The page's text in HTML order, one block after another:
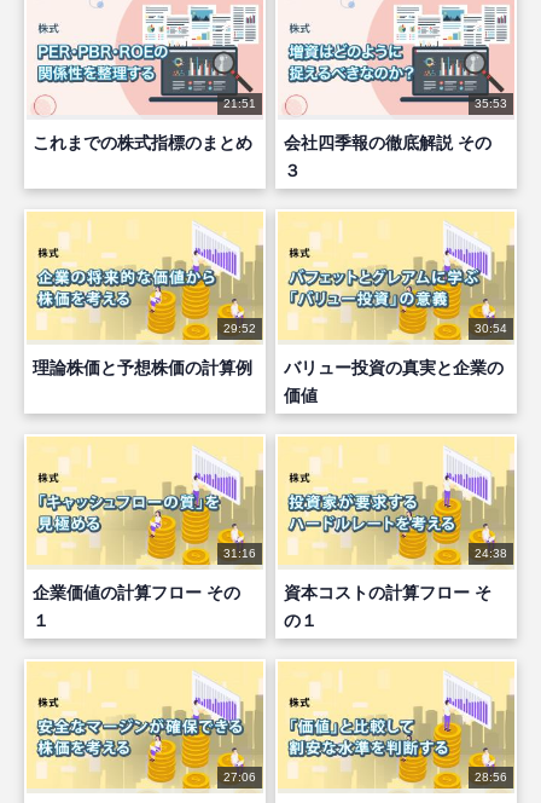
21:51
これまでの株式指標のまとめ
35:53
会社四季報の徹底解説 その
３
29:52
理論株価と予想株価の計算例
30:54
バリュー投資の真実と企業の
価値
31:16
企業価値の計算フロー その
１
24:38
資本コストの計算フロー そ
の１
27:06 28:56